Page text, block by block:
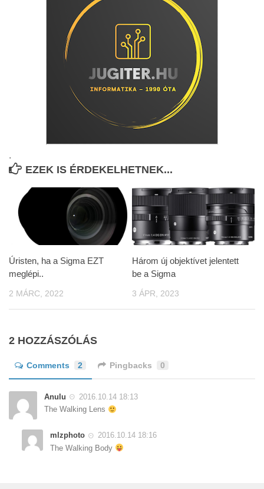
.
EZEK IS ÉRDEKELHETNEK...
Úristen, ha a Sigma EZT
meglépi..
2 MÁRC, 2022
Három új objektívet jelentett
be a Sigma
3 ÁPR, 2023
2 HOZZÁSZÓLÁS
Comments 2 Pingbacks 0
Anulu
2016.10.14 18:13
The Walking Lens
mlzphoto
2016.10.14 18:16
The Walking Body